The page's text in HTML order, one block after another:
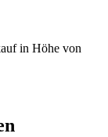
in Höhe von